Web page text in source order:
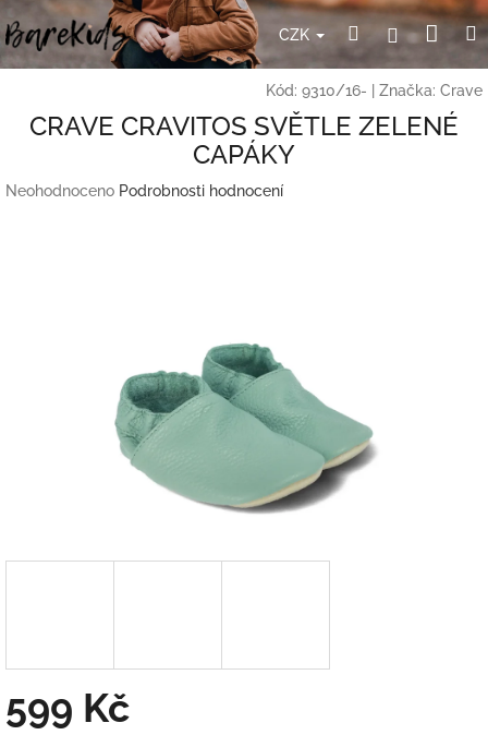
Přejít
na
obsah
CZK HledatPřihlášení
Kód: 9310/16- Značka: Crave
CRAVE CRAVITOS SVĚTLE ZELENÉ
CAPÁKY
Průměrné
Neohodnoceno Podrobnosti hodnocení
599 Kč